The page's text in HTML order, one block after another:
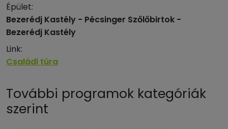
Épület:
Bezerédj Kastély - Pécsinger Szőlőbirtok -
Bezerédj Kastély
Link:
Családi túra
További programok kategóriák
szerint